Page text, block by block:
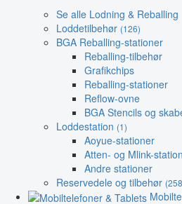
Se alle Lodning & Reballing
Loddetilbehør (126)
BGA Reballing-stationer
Reballing-tilbehør
Grafikchips
Reballing-stationer
Reflow-ovne
BGA Stencils og
Loddestation (1)
Aoyue-stationer
Atten- og Mlink-
Andre stationer
Reservedele og tilbehør